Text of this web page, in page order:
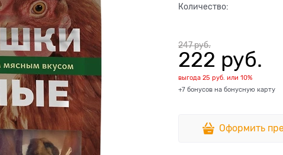
Количество:
247 руб.
222 руб.
выгода 25 руб. или 10%
+7 бонусов на бонусную карту
Оформить